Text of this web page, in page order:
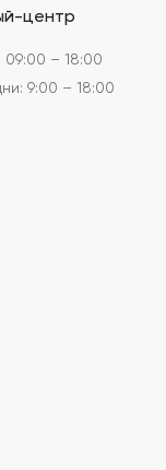
центр
09:00 – 18:00
9:00 – 18:00